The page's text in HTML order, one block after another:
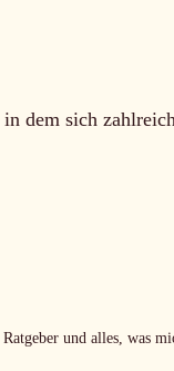
dem sich
und alles, was